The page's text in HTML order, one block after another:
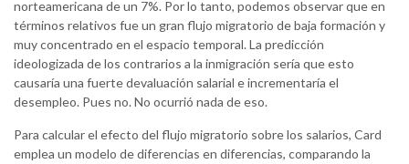
norteamericana de un 7%. Por lo tanto, podemos observar que en
términos relativos fue un gran flujo migratorio de baja formación y
muy concentrado en el espacio temporal. La predicción
ideologizada de los contrarios a la inmigración sería que esto
causaría una fuerte devaluación salarial e incrementaría el
desempleo. Pues no. No ocurrió nada de eso.
Para calcular el efecto del flujo migratorio sobre los salarios, Card
emplea un modelo de diferencias en diferencias, comparando la